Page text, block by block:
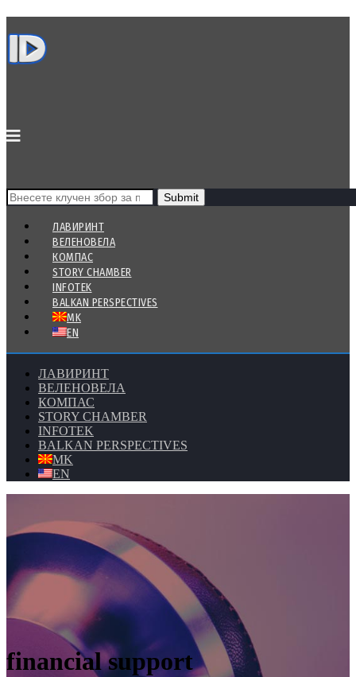
ЛАВИРИНТ
ВЕЛЕНОВЕЛА
КОМПАС
STORY CHAMBER
INFOTEK
BALKAN PERSPECTIVES
MK
EN
ЛАВИРИНТ
ВЕЛЕНОВЕЛА
КОМПАС
STORY CHAMBER
INFOTEK
BALKAN PERSPECTIVES
MK
EN
financial support